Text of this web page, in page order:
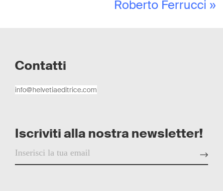
Roberto Ferrucci »
Contatti
info@helvetiaeditrice.com
Iscriviti alla nostra newsletter!